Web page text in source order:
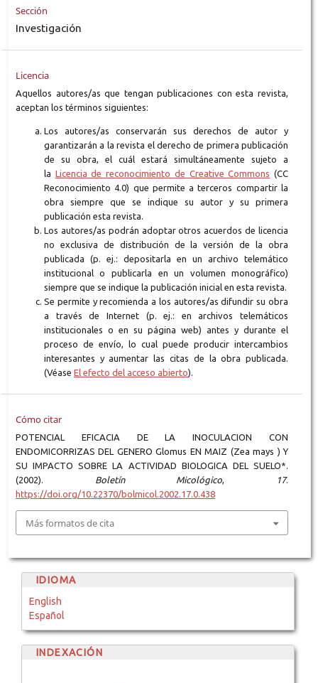
Sección
Investigación
Licencia
Aquellos autores/as que tengan publicaciones con esta revista,
aceptan los términos siguientes:
Los autores/as conservarán sus derechos de autor y
garantizarán a la revista el derecho de primera publicación
de su obra, el cuál estará simultáneamente sujeto a
la Licencia de reconocimiento de Creative Commons (CC
Reconocimiento 4.0) que permite a terceros compartir la
obra siempre que se indique su autor y su primera
publicación esta revista.
Los autores/as podrán adoptar otros acuerdos de licencia
no exclusiva de distribución de la versión de la obra
publicada (p. ej.: depositarla en un archivo telemático
institucional o publicarla en un volumen monográfico)
siempre que se indique la publicación inicial en esta revista.
Se permite y recomienda a los autores/as difundir su obra
a través de Internet (p. ej.: en archivos telemáticos
institucionales o en su página web) antes y durante el
proceso de envío, lo cual puede producir intercambios
interesantes y aumentar las citas de la obra publicada.
(Véase El efecto del acceso abierto).
Cómo citar
POTENCIAL EFICACIA DE LA INOCULACION CON
ENDOMICORRIZAS DEL GENERO Glomus EN MAIZ (Zea mays ) Y
SU IMPACTO SOBRE LA ACTIVIDAD BIOLOGICA DEL SUELO*.
(2002). Boletín Micológico, 17.
https://doi.org/10.22370/bolmicol.2002.17.0.438
Más formatos de cita
IDIOMA
English
Español
INDEXACIÓN